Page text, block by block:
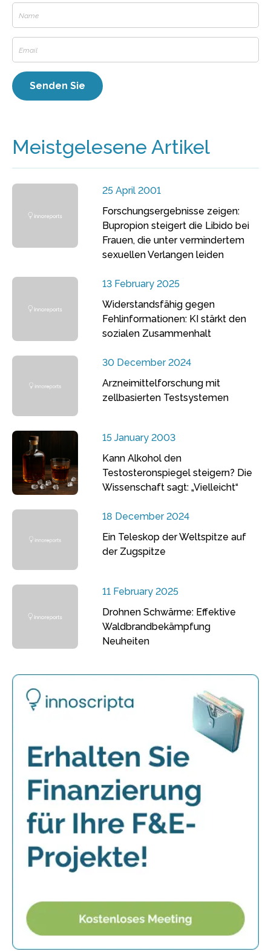
Meistgelesene Artikel
25 April 2001
Forschungsergebnisse zeigen:
Bupropion steigert die Libido bei
Frauen, die unter vermindertem
sexuellen Verlangen leiden
13 February 2025
Widerstandsfähig gegen
Fehlinformationen: KI stärkt den
sozialen Zusammenhalt
30 December 2024
Arzneimittelforschung mit
zellbasierten Testsystemen
15 January 2003
Kann Alkohol den
Testosteronspiegel steigern? Die
Wissenschaft sagt: „Vielleicht“
18 December 2024
Ein Teleskop der Weltspitze auf
der Zugspitze
11 February 2025
Drohnen Schwärme: Effektive
Waldbrandbekämpfung
Neuheiten